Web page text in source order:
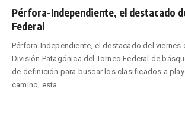
Pérfora-Independiente, el destacado
Federal
Pérfora-Independiente, el destacado del viernes
División Patagónica del Torneo Federal de
de definición para buscar los clasificados a
camino, esta